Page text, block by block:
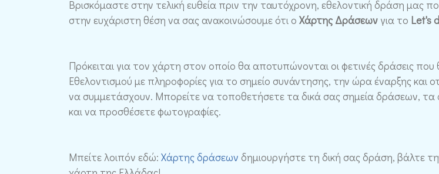
Βρισκόμαστε στην τελική ευθεία πριν την ταυτόχρονη, εθελοντική δράση μας
στην ευχάριστη θέση να σας ανακοινώσουμε ότι ο Χάρτης Δράσεων για το Let's
Πρόκειται για τον χάρτη στον οποίο θα αποτυπώνονται οι φετινές δράσεις που
Εθελοντισμού με πληροφορίες για το σημείο συνάντησης, την ώρα έναρξης και
να συμμετάσχουν. Μπορείτε να τοποθετήσετε τα δικά σας σημεία δράσεων, τα
και να προσθέσετε φωτογραφίες.
Μπείτε λοιπόν εδώ: Χάρτης δράσεων δημιουργήστε τη δική σας δράση, βάλτε